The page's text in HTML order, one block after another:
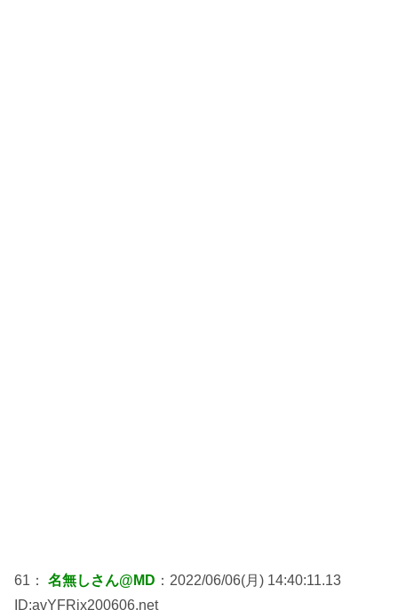
61： 名無しさん@MD ：2022/06/06(月) 14:40:11.13
ID:avYFRix200606.net